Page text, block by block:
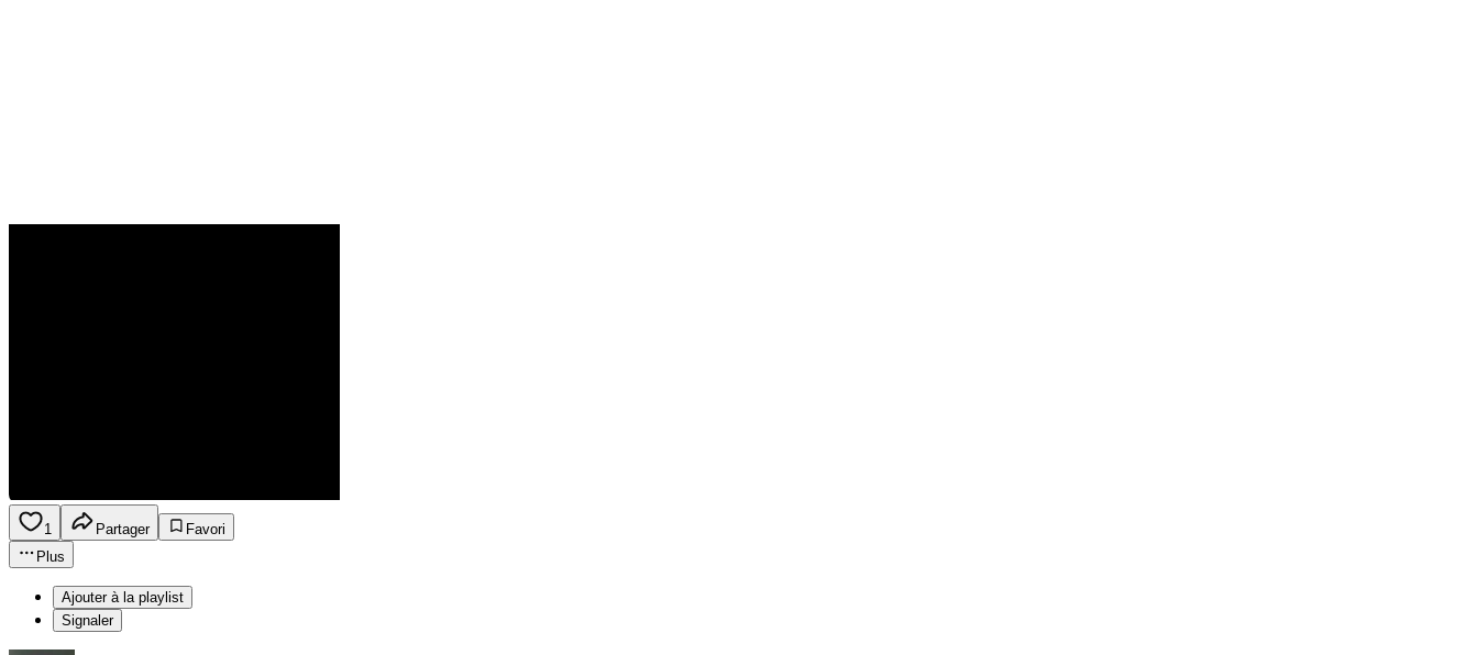
1 Partager
Favori
Plus
Ajouter à la playlist
Signaler